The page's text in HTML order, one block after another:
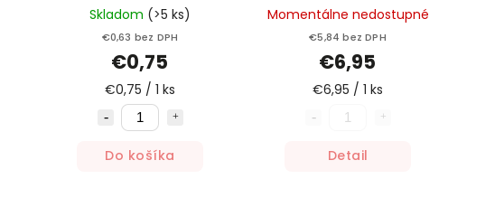
Skladom (>5 ks)
€0,63 bez DPH
€0,75
€0,75 / 1 ks
Do košíka
Momentálne nedostupné
€5,84 bez DPH
€6,95
€6,95 / 1 ks
Detail